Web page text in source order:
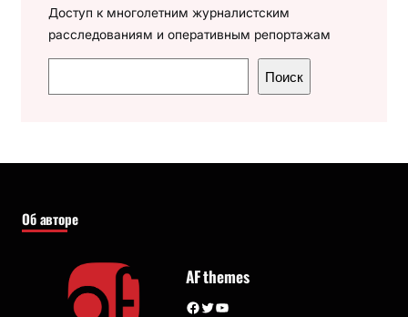
Доступ к многолетним журналистским
расследованиям и оперативным репортажам
о
к
Поиск
Об авторе
AF themes
Facebook Twitter YouTube